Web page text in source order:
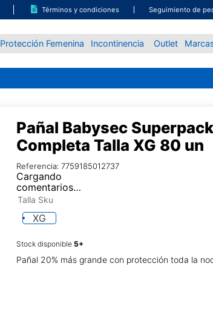
Términos y condiciones Seguimiento de
Protección Femenina Incontinencia Outlet
Pañal Babysec
Completa Talla XG 80 un
Referencia: 7759185012737
Cargando
comentarios…
Talla Sku
XG
Stock disponible
Pañal 20% más grande con protección toda la